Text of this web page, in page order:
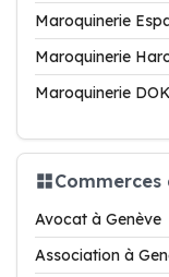
Maroquinerie
Maroquinerie
Maroquinerie
Commerces
Avocat à Genève
Association à